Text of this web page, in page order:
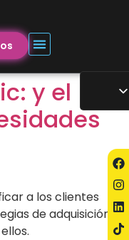
y el
a los clientes
de adquisición,